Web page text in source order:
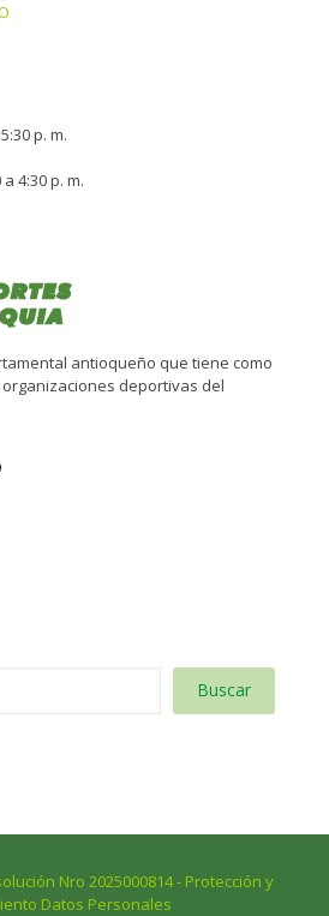
p. m.
4:30 p. m.
antioqueño que tiene como
deportivas del
Buscar
Nro 2025000814 - Protección y
Datos Personales